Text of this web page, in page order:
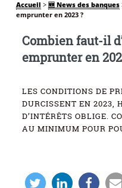
Accueil > 🆕 News des banques
emprunter en 2023 ?
Combien faut-il
emprunter en
LES CONDITIONS DE
DURCISSENT EN 2023,
D’INTÉRÊTS OBLIGE.
AU MINIMUM POUR